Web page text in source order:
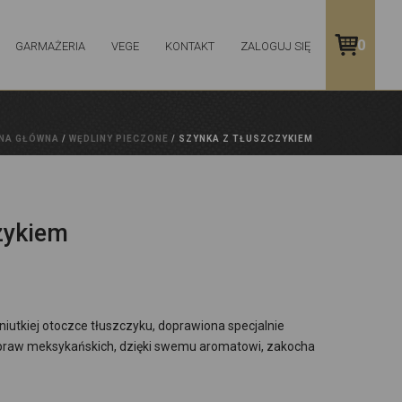
GARMAŻERIA VEGE KONTAKT ZALOGUJ SIĘ 0
GŁÓWNA / WĘDLINY PIECZONE / SZYNKA Z TŁUSZCZYKIEM
otoczce tłuszczyku, doprawiona specjalnie
meksykańskich, dzięki swemu aromatowi, zakocha